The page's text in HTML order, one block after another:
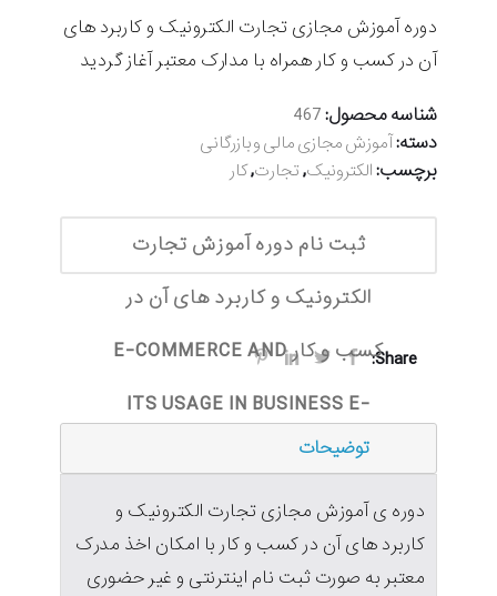
دوره آموزش مجازی تجارت الکترونیک و کاربرد های
آن در کسب و کار همراه با مدارک معتبر آغاز گردید
شناسه محصول:467
دسته:آموزش مجازی مالی و بازرگانی
برچسب:الکترونیک,تجارت,کار
ثبت نام دوره آموزش تجارت
الکترونیک و کاربرد های آن در
کسب و کار E-COMMERCE AND
ITS USAGE IN BUSINESS E-
Share:
توضیحات
دوره ی آموزش مجازی تجارت الکترونیک و
کاربرد های آن در کسب و کار با امکان اخذ مدرک
معتبر به صورت ثبت نام اینترنتی و غیر حضوری